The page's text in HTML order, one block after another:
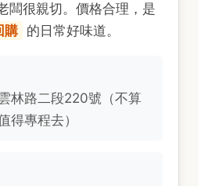
闆很親切。價格合理，是
購 的日常好味道。
林路二段220號（不算
得專程去）